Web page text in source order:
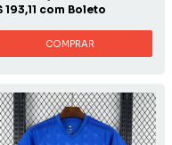
193,11 com Boleto
COMPRAR